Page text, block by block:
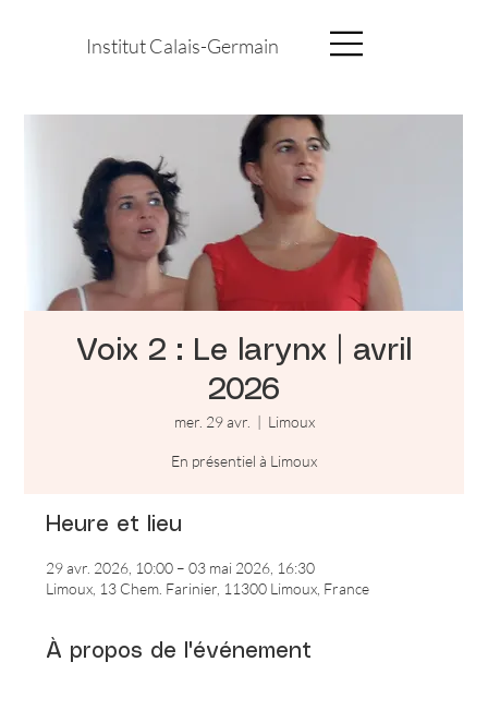
Institut Calais-Germain
Voix 2 : Le larynx | avril
2026
mer. 29 avr.
  |
Limoux
En présentiel à Limoux
Heure et lieu
29 avr. 2026, 10:00 – 03 mai 2026, 16:30
Limoux, 13 Chem. Farinier, 11300 Limoux, France
À propos de l'événement